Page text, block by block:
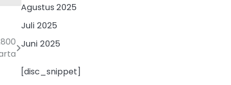
Agustus 2025
Juli 2025
Juni 2025
[disc_snippet]